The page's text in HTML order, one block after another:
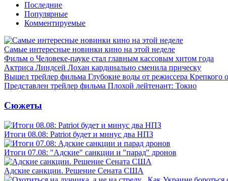
Последние
Популярные
Комментируемые
Самые интересные новинки кино на этой неделе
Фильм о Человеке-пауке стал главным кассовым хитом года
Актриса Линдсей Лохан кардинально сменила прическу
Вышел трейлер фильма Глубокие воды от режиссера Крепкого
Представлен трейлер фильма Плохой лейтенант: Токио
Сюжеты
Итоги 08.08: Patriot будет и минус два НПЗ
Итоги 07.08: "Адские" санкции и "парад" дронов
Адские санкции. Решение Сената США